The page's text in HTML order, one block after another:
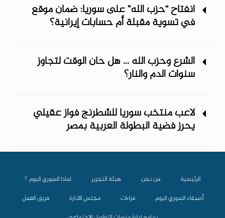
انفتاح “حزب الله” على سوريا: ضمان موقع
في تسوية مقبلة أم حسابات إيرانية؟
الشرع وحزب الله ... هل حان الوقت لتجاوز
سنوات الدم والنار؟
لاعب منتخب سوريا للشطرنج فواز عقيلي
يحرز فضية البطولة العربية بمصر
الرئيسية من نحن هيئة التحرير
لماذا السوري اليوم ؟
أصدقاء السوري اليوم
قراءات مجلس الادارة
فريق العمل